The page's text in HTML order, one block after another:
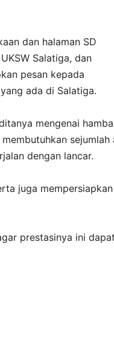
dan halaman SD
Salatiga, dan
pesan kepada
ada di Salatiga.
mengenai
sejumlah
dengan lancar.
juga mempersiapkan
prestasinya ini dapat